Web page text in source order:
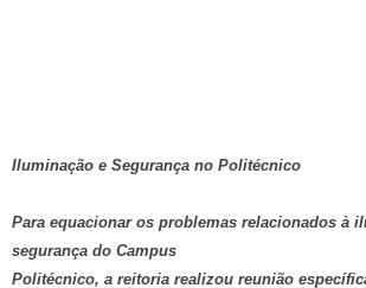
Iluminação e Segurança no Politécnico
Para equacionar os problemas relacionados à
segurança do Campus
Politécnico, a reitoria realizou reunião